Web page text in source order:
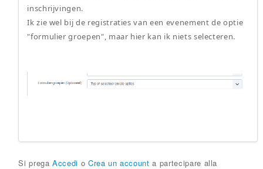
inschrijvingen.
Ik zie wel bij de registraties van een evenement de optie
"formulier groepen", maar hier kan ik niets selecteren.
Si pregaAccedi o Crea un account a partecipare alla